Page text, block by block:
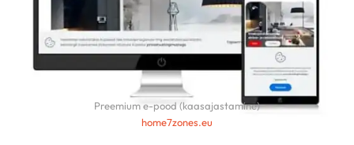
Preemium e-pood (kaasajastamine)
home7zones.eu